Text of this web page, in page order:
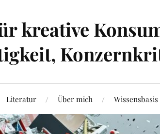
kreative
Literatur Über mich Wissensbasis